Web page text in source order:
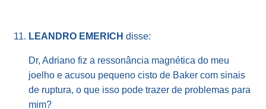
LEANDRO EMERICH disse:
Dr, Adriano fiz a ressonância magnética do meu
joelho e acusou pequeno cisto de Baker com sinais
de ruptura, o que isso pode trazer de problemas para
mim?